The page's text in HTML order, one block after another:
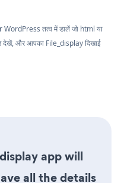
तत्व में डालें जो html या
देखें, और आपका File_display दिखाई
app will
all the details